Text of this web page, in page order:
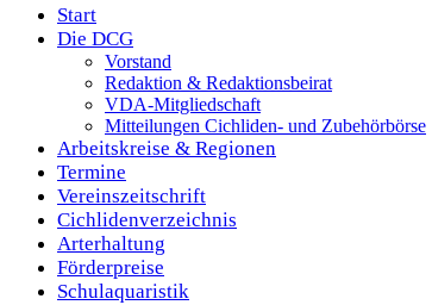
Start
Die DCG
Vorstand
Redaktion & Redaktionsbeirat
VDA-Mitgliedschaft
Mitteilungen Cichliden- und Zubehörbörse
Arbeitskreise & Regionen
Termine
Vereinszeitschrift
Cichlidenverzeichnis
Arterhaltung
Förderpreise
Schulaquaristik